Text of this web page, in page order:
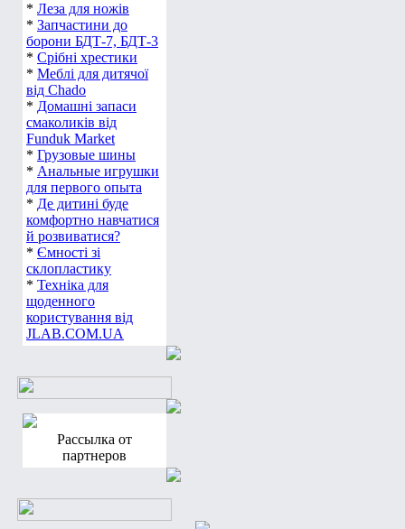
* Леза для ножів
* Запчастини до
борони БДТ-7, БДТ-3
* Срібні хрестики
* Меблі для дитячої
від Chado
* Домашні запаси
смаколиків від
Funduk Market
* Грузовые шины
* Анальные игрушки
для первого опыта
* Де дитині буде
комфортно навчатися
й розвиватися?
* Ємності зі
склопластику
* Техніка для
щоденного
користування від
JLAB.COM.UA
Рассылка от
партнеров